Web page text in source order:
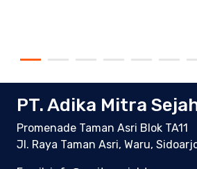
PT. Adika Mitra
Promenade Taman Asri Blok TA11
Jl. Raya Taman Asri, Waru,